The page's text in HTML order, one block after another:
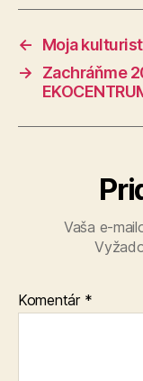
←
Moja
→
Zachráňme
Vaša e-
Komentár *